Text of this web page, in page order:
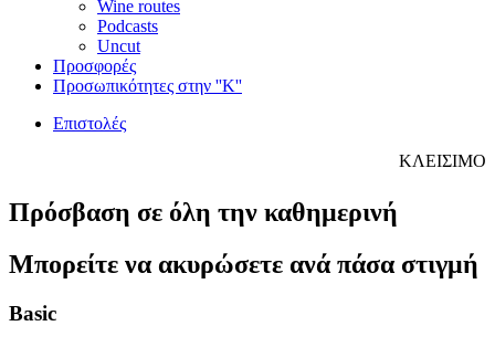
Wine routes
Podcasts
Uncut
Προσφορές
Προσωπικότητες στην ''Κ''
Επιστολές
ΚΛΕΙΣΙΜΟ
Πρόσβαση σε όλη την καθημερινή
Μπορείτε να ακυρώσετε ανά πάσα στιγμή
Basic